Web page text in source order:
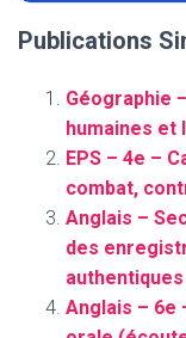
Publications
Géographie
humaines et
EPS – 4e –
combat,
Anglais –
des
authentiques
Anglais – 6e